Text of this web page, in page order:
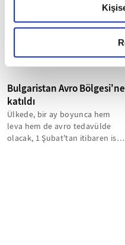
okumak ve sitemizi
gerçekleştirilen veri
detaylı bilgi almak için
Bulgaristan Avro Bölgesi'ne
katıldı
Ülkede, bir ay boyunca hem
leva hem de avro tedavülde
olacak, 1 Şubat'tan itibaren ise